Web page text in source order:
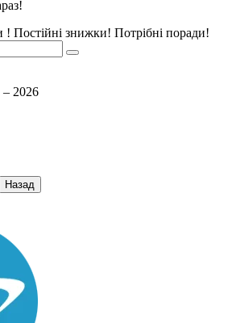
! Постійні знижки! Потрібні поради!
– 2026
Назад